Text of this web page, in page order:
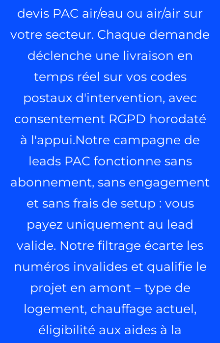
devis PAC air/eau ou air/air sur
votre secteur. Chaque demande
déclenche une livraison en
temps réel sur vos codes
postaux d'intervention, avec
consentement RGPD horodaté
à l'appui.Notre campagne de
leads PAC fonctionne sans
abonnement, sans engagement
et sans frais de setup : vous
payez uniquement au lead
valide. Notre filtrage écarte les
numéros invalides et qualifie le
projet en amont – type de
logement, chauffage actuel,
éligibilité aux aides à la